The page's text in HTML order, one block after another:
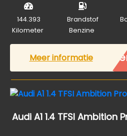
144.393
Kilometer
Brandstof
Benzine
Meer informatie
Audi A1 1.4 TFSI Ambition